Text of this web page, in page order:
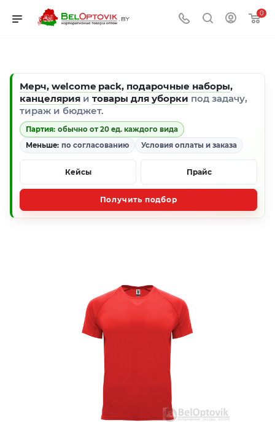
0
Мерч, welcome pack, подарочные наборы,
канцелярия и товары для уборки под задачу,
тираж и бюджет.
Партия: обычно от 20 ед. каждого вида
Меньше: по согласованию Условия оплаты и заказа
Кейсы Прайс
Получить подбор